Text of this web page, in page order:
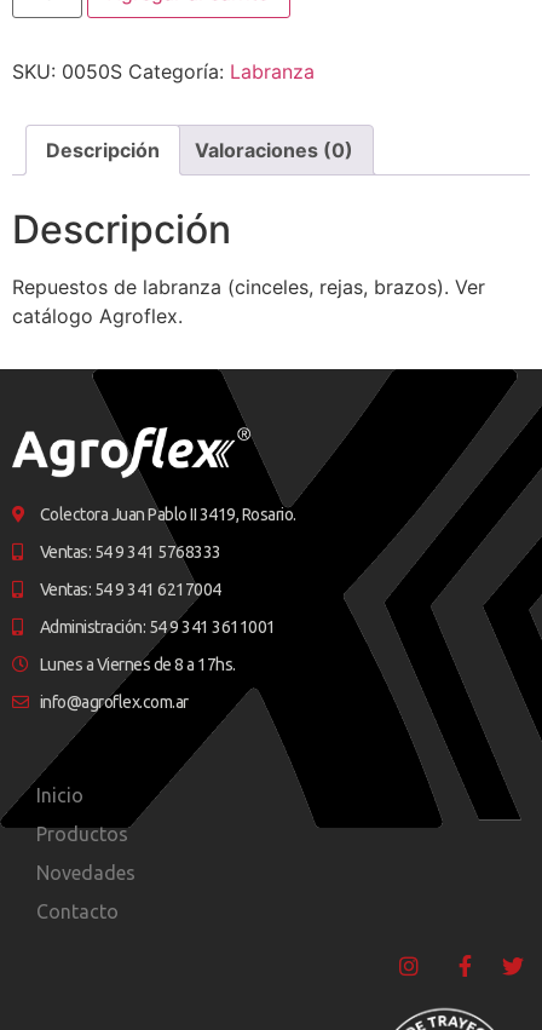
SKU: 0050S Categoría: Labranza
Descripción Valoraciones (0)
Descripción
Repuestos de labranza (cinceles, rejas, brazos). Ver
catálogo Agroflex.
Colectora Juan Pablo II 3419, Rosario.
Ventas: 54 9 341 5768333
Ventas: 54 9 341 6217004
Administración: 54 9 341 3611001
Lunes a Viernes de 8 a 17hs.
info@agroflex.com.ar
Inicio
Productos
Novedades
Contacto